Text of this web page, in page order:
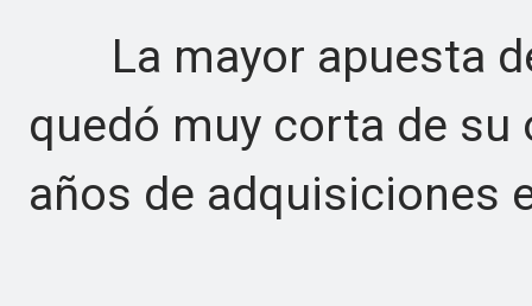
La mayor apuesta
quedó muy corta de su
años de adquisiciones